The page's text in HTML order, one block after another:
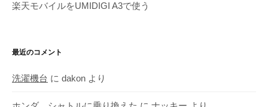
楽天モバイルをUMIDIGI A3で使う
最近のコメント
洗濯機台 に dakon より